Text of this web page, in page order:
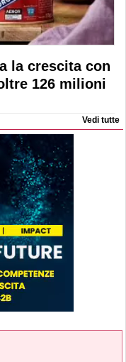
la crescita con
126 milioni
Vedi tutte